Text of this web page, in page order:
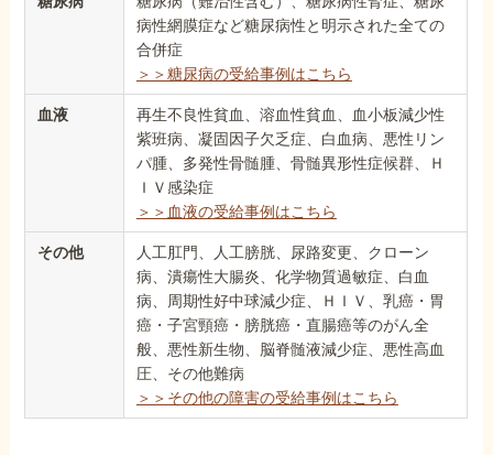
病性網膜症など糖尿病性と明示された全ての
合併症
＞＞糖尿病の受給事例はこちら
血液
再生不良性貧血、溶血性貧血、血小板減少性
紫班病、凝固因子欠乏症、白血病、悪性リン
パ腫、多発性骨髄腫、骨髄異形性症候群、Ｈ
ＩＶ感染症
＞＞血液の受給事例はこちら
その他
人工肛門、人工膀胱、尿路変更、クローン
病、潰瘍性大腸炎、化学物質過敏症、白血
病、周期性好中球減少症、ＨＩＶ、乳癌・胃
癌・子宮頸癌・膀胱癌・直腸癌等のがん全
般、悪性新生物、脳脊髄液減少症、悪性高血
圧、その他難病
＞＞その他の障害の受給事例はこちら